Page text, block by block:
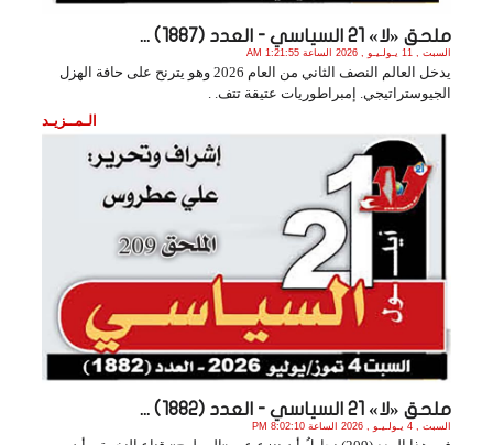
ملحق «لا» 21 السياسي - العدد (1887) ...
السبت , 11 يـولـيـو , 2026 الساعة 1:21:55 AM
يدخل العالم النصف الثاني من العام 2026 وهو يترنح على حافة الهزل
الجيوستراتيجي. إمبراطوريات عتيقة تتف. .
الـمــزيـد
ملحق «لا» 21 السياسي - العدد (1882) ...
السبت , 4 يـولـيـو , 2026 الساعة 8:02:10 PM